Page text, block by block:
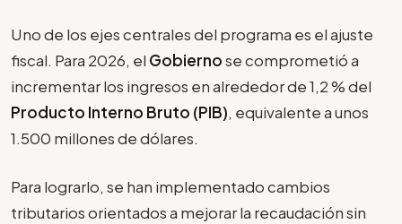
Uno de los ejes centrales del programa es el ajuste
fiscal. Para 2026, el Gobiernose comprometió a
incrementar los ingresos en alrededor de 1,2 % del
Producto Interno Bruto (PIB), equivalente a unos
1.500 millones de dólares.
Para lograrlo, se han implementado cambios
tributarios orientados a mejorar la recaudación sin